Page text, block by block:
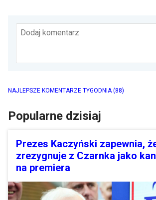
Dodaj komentarz
NAJLEPSZE KOMENTARZE TYGODNIA(88)
Popularne dzisiaj
Prezes Kaczyński zapewnia,
zrezygnuje z Czarnka jako
na premiera